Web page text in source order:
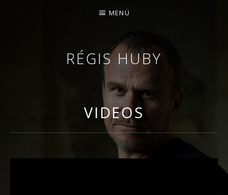
RÉGIS HUBY
GEIGER - IMPROVISATOR - KOMPONIST
MENÜ
VIDEOS